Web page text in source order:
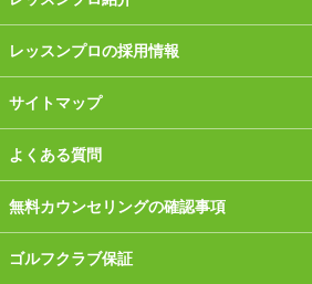
レッスンプロの採用情報
サイトマップ
よくある質問
無料カウンセリングの確認事項
ゴルフクラブ保証